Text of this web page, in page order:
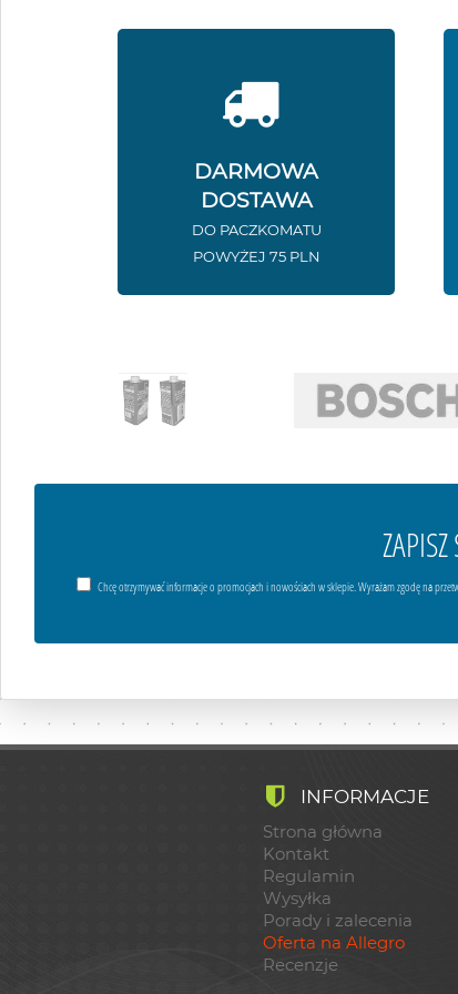
DARMOWA
DOSTAWA
DO PACZKOMATU
POWYŻEJ 75 PLN
Chcę otrzymywać informacje o promocjach i nowościach w sklepie. Wyrażam zgodę na
INFORMACJE
Strona główna
Kontakt
Regulamin
Wysyłka
Porady i zalecenia
Oferta na Allegro
Recenzje